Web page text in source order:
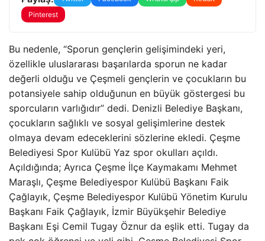
Pinterest
Bu nedenle, “Sporun gençlerin gelişimindeki yeri,
özellikle uluslararası başarılarda sporun ne kadar
değerli olduğu ve Çeşmeli gençlerin ve çocukların bu
potansiyele sahip olduğunun en büyük göstergesi bu
sporcuların varlığıdır” dedi. Denizli Belediye Başkanı,
çocukların sağlıklı ve sosyal gelişimlerine destek
olmaya devam edeceklerini sözlerine ekledi. Çeşme
Belediyesi Spor Kulübü Yaz spor okulları açıldı.
Açıldığında; Ayrıca Çeşme İlçe Kaymakamı Mehmet
Maraşlı, Çeşme Belediyespor Kulübü Başkanı Faik
Çağlayık, Çeşme Belediyespor Kulübü Yönetim Kurulu
Başkanı Faik Çağlayık, İzmir Büyükşehir Belediye
Başkanı Eşi Cemil Tugay Öznur da eşlik etti. Tugay da